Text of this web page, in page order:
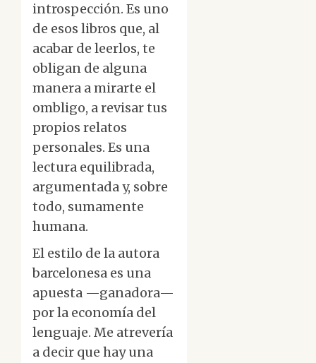
introspección. Es uno
de esos libros que, al
acabar de leerlos, te
obligan de alguna
manera a mirarte el
ombligo, a revisar tus
propios relatos
personales. Es una
lectura equilibrada,
argumentada y, sobre
todo, sumamente
humana.
El estilo de la autora
barcelonesa es una
apuesta —ganadora—
por la economía del
lenguaje. Me atrevería
a decir que hay una